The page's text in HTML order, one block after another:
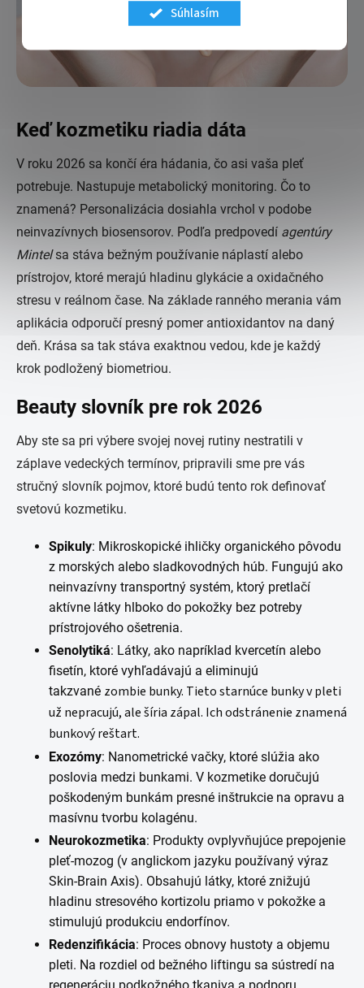
Súhlasím
Keď kozmetiku riadia dáta
V roku 2026 sa končí éra hádania, čo asi vaša pleť
potrebuje. Nastupuje metabolický monitoring. Čo to
znamená? Personalizácia dosiahla vrchol v podobe
neinvazívnych biosensorov. Podľa predpovedí agentúry
Mintelsa stáva bežným používanie náplastí alebo
prístrojov, ktoré merajú hladinu glykácie a oxidačného
stresu v reálnom čase. Na základe ranného merania vám
aplikácia odporučí presný pomer antioxidantov na daný
deň. Krása sa tak stáva exaktnou vedou, kde je každý
krok podložený biometriou.
Beauty slovník pre rok 2026
Aby ste sa pri výbere svojej novej rutiny nestratili v
záplave vedeckých termínov, pripravili sme pre vás
stručný slovník pojmov, ktoré budú tento rok definovať
svetovú kozmetiku.
Spikuly: Mikroskopické ihličky organického pôvodu
z morských alebo sladkovodných húb. Fungujú ako
neinvazívny transportný systém, ktorý pretlačí
aktívne látky hlboko do pokožky bez potreby
prístrojového ošetrenia.
Senolytiká: Látky, ako napríklad kvercetín alebo
fisetín, ktoré vyhľadávajú a eliminujú
takzvané zombie bunky. Tieto starnúce bunky v pleti
už nepracujú, ale šíria zápal. Ich odstránenie znamená
bunkový reštart.
Exozómy: Nanometrické vačky, ktoré slúžia ako
poslovia medzi bunkami. V kozmetike doručujú
poškodeným bunkám presné inštrukcie na opravu a
masívnu tvorbu kolagénu.
Neurokozmetika: Produkty ovplyvňujúce prepojenie
pleť-mozog (v anglickom jazyku používaný výraz
Skin-Brain Axis). Obsahujú látky, ktoré znižujú
hladinu stresového kortizolu priamo v pokožke a
stimulujú produkciu endorfínov.
Redenzifikácia: Proces obnovy hustoty a objemu
pleti. Na rozdiel od bežného liftingu sa sústredí na